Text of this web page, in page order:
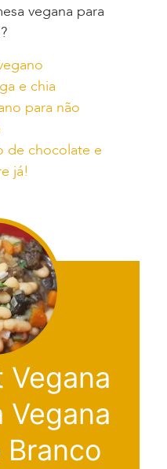
vegana para
e chia
para não
de chocolate e
já!
Vegana
Vegana
Branco